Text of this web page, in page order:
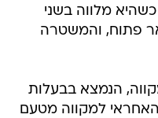
מלווה בשני
פתוח, והמשטרה
הנמצא בבעלות
האחראי למקווה מטעם